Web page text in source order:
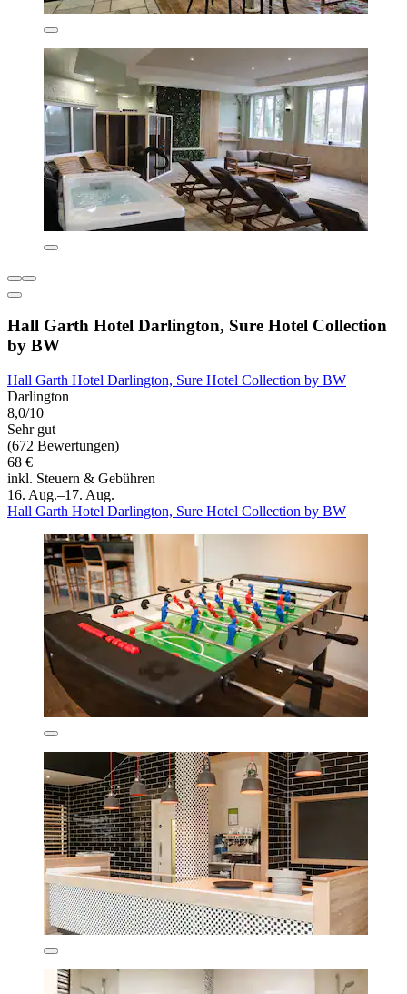
Hall Garth Hotel Darlington, Sure Hotel Collection
by BW
Hall Garth Hotel Darlington, Sure Hotel Collection by BW
Darlington
8,0/10
Sehr gut
(672 Bewertungen)
68 €
inkl. Steuern & Gebühren
16. Aug.–17. Aug.
Hall Garth Hotel Darlington, Sure Hotel Collection by BW